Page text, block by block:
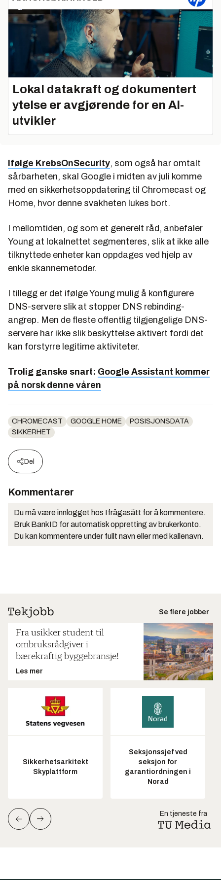
Lokal datakraft og dokumentert
ytelse er avgjørende for en AI-
utvikler
Ifølge KrebsOnSecurity, som også har omtalt
sårbarheten, skal Google i midten av juli komme
med en sikkerhetsoppdatering til Chromecast og
Home, hvor denne svakheten lukes bort.
I mellomtiden, og som et generelt råd, anbefaler
Young at lokalnettet segmenteres, slik at ikke alle
tilknyttede enheter kan oppdages ved hjelp av
enkle skannemetoder.
I tillegg er det ifølge Young mulig å konfigurere
DNS-servere slik at stopper DNS rebinding-
angrep. Men de fleste offentlig tilgjengelige DNS-
servere har ikke slik beskyttelse aktivert fordi det
kan forstyrre legitime aktiviteter.
Trolig ganske snart: Google Assistant kommer
på norsk denne våren
CHROMECAST GOOGLE HOME
POSISJONSDATA
SIKKERHET
Del
Kommentarer
Du må være innlogget hos Ifrågasätt for å kommentere.
Bruk BankID for automatisk oppretting av brukerkonto.
Du kan kommentere under fullt navn eller med kallenavn.
Se flere jobber
Fra usikker student til
ombruksrådgiver i
bærekraftig byggebransje!
Les mer
Sikkerhetsarkitekt
Skyplattform
Seksjonssjef ved
seksjon for
garantiordningen i
Norad
En tjeneste fra